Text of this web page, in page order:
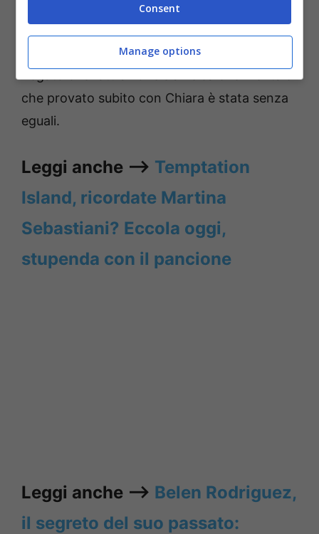
particolare simpatia perBeatrice,
negato che l’attrazione sia fisica che mentale
che provato subito con Chiara è stata senza
eguali.
Leggi anche —-> Temptation
Island, ricordate Martina
Sebastiani? Eccola oggi,
stupenda con il pancione
Leggi anche —-> Belen Rodriguez,
il segreto del suo passato:
Consent
Manage options